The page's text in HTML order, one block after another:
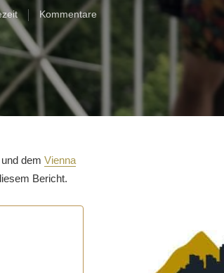
Kommentare
und dem Vienna
Bericht.